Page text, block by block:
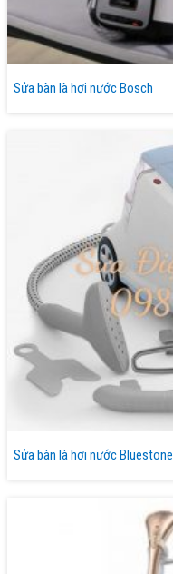
Sửa bàn là hơi nước Bosch
Sửa bàn là hơi nước Bluestone